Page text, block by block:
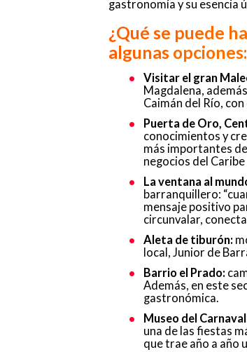
gastronomía y su esencia
¿Qué se puede
algunas opciones:
Visitar el gran
Magdalena,
Caimán del Río,
Puerta de Oro,
conocimientos y
más importantes
negocios del
La ventana al
barranquillero:
mensaje positivo
circunvalar,
Aleta de tiburón:
local, Junior de
Barrio el Prado:
Además, en este
gastronómica.
Museo del
una de las fiestas
que trae año a año